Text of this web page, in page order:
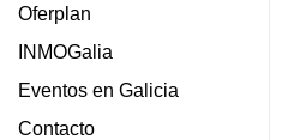
Oferplan
INMOGalia
Eventos en Galicia
Contacto